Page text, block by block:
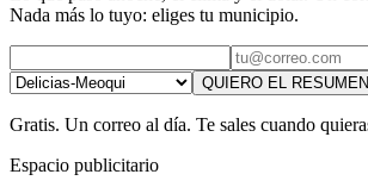
Nada más lo tuyo: eliges tu municipio.
QUIERO EL RESUMEN
Gratis. Un correo al día. Te sales cuando
Espacio publicitario